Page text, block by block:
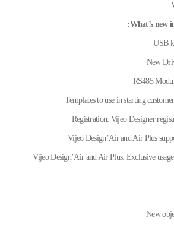
What’s new
– Vijeo Design’Air and Air Plus: Exclusive